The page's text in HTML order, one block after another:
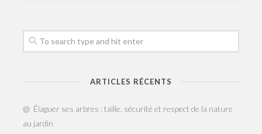
ARTICLES RÉCENTS
Élaguer ses arbres : taille, sécurité et respect de la nature
au jardin